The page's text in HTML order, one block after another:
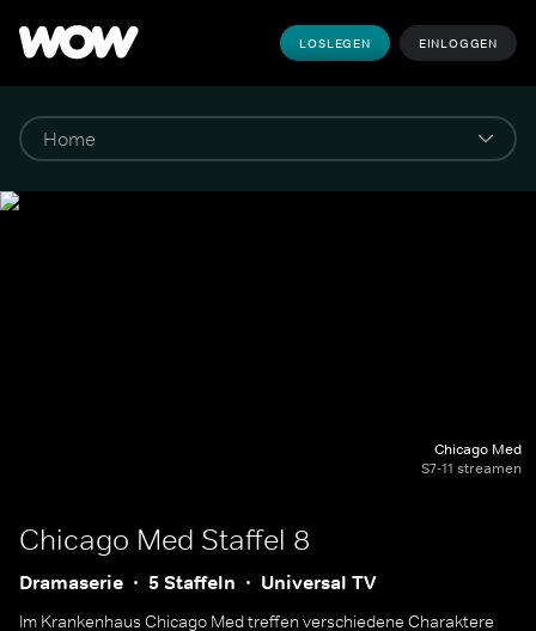
LOSLEGEN EINLOGGEN
Chicago Med
S7-11 streamen
Chicago Med Staffel 8
Dramaserie 5 Staffeln Universal TV
Im Krankenhaus Chicago Med treffen verschiedene Charaktere